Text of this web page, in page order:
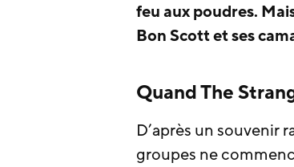
feu aux poudres.
Bon Scott et ses
Quand The
D’après un souvenir
groupes ne